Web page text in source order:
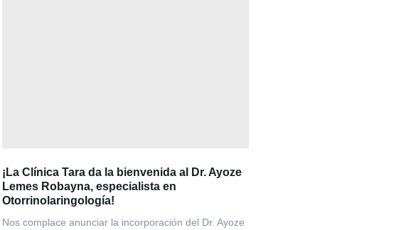
¡La Clínica Tara da la bienvenida al Dr. Ayoze
Lemes Robayna, especialista en
Otorrinolaringología!
Nos complace anunciar la incorporación del Dr. Ayoze